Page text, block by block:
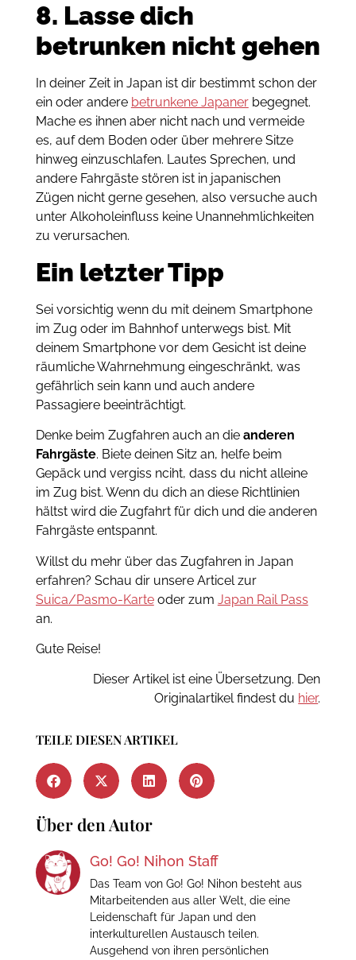
8. Lasse dich
betrunken nicht gehen
In deiner Zeit in Japan ist dir bestimmt schon der
ein oder andere betrunkene Japanerbegegnet.
Mache es ihnen aber nicht nach und vermeide
es, auf dem Boden oder über mehrere Sitze
hinweg einzuschlafen. Lautes Sprechen, und
andere Fahrgäste stören ist in japanischen
Zügen nicht gerne gesehen, also versuche auch
unter Alkoholeinfluss keine Unannehmlichkeiten
zu verursachen.
Ein letzter Tipp
Sei vorsichtig wenn du mit deinem Smartphone
im Zug oder im Bahnhof unterwegs bist. Mit
deinem Smartphone vor dem Gesicht ist deine
räumliche Wahrnehmung eingeschränkt, was
gefährlich sein kann und auch andere
Passagiere beeinträchtigt.
Denke beim Zugfahren auch an die anderen
Fahrgäste. Biete deinen Sitz an, helfe beim
Gepäck und vergiss nciht, dass du nicht alleine
im Zug bist. Wenn du dich an diese Richtlinien
hältst wird die Zugfahrt für dich und die anderen
Fahrgäste entspannt.
Willst du mehr über das Zugfahren in Japan
erfahren? Schau dir unsere Articel zur
Suica/Pasmo-Karteoder zum Japan Rail Pass
an.
Gute Reise!
Dieser Artikel ist eine Übersetzung. Den
Originalartikel findest du hier.
TEILE DIESEN ARTIKEL
Über den Autor
Go! Go! Nihon Staff
Das Team von Go! Go! Nihon besteht aus
Mitarbeitenden aus aller Welt, die eine
Leidenschaft für Japan und den
interkulturellen Austausch teilen.
Ausgehend von ihren persönlichen